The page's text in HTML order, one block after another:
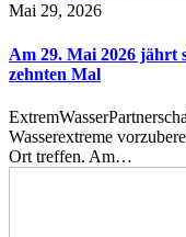
Mai 29, 2026
Am 29. Mai 2026 jährt
zehnten Mal
Wasserextreme
Ort treffen. Am…